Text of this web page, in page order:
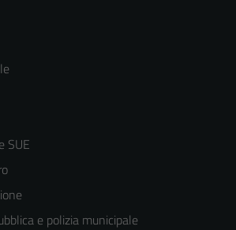
SUE
e polizia municipale